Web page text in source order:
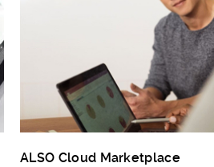
ALSO Cloud Marketplace